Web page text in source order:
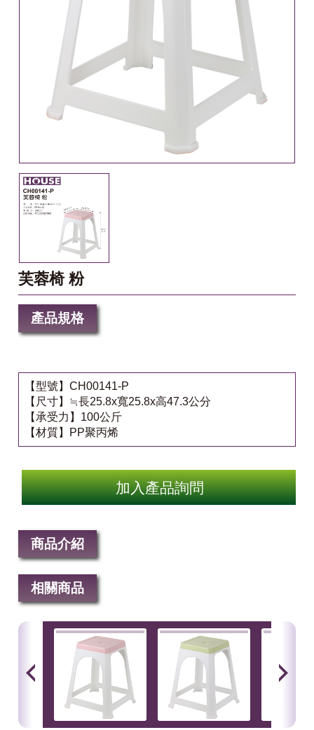
芙蓉椅 粉
產品規格
【型號】CH00141-P
【尺寸】≒長25.8x寬25.8x高47.3公分
【承受力】100公斤
【材質】PP聚丙烯
加入產品詢問
商品介紹
相關商品